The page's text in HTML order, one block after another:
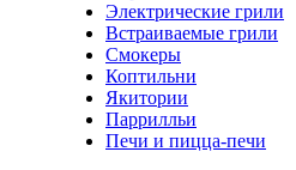
Электрические грили
Встраиваемые грили
Смокеры
Коптильни
Якитории
Паррилльи
Печи и пицца-печи